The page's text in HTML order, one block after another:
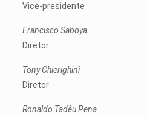
Vice-presidente
Francisco Saboya
Diretor
Tony Chierighini
Diretor
Ronaldo Tadêu Pena